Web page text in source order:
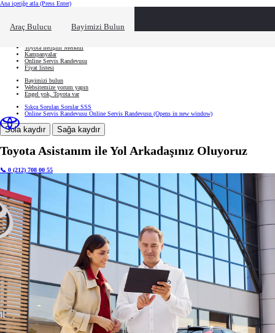
Ana içeriğe atla (Press Enter)
Araç Bulucu Bayimizi Bulun
Ne aramıştınız? Hızlı erişim alanını kapatmak için tıklayın
Toyota İletişim Merkezi
Kampanyalar
Online Servis Randevusu
Fiyat listesi
Bayimizi bulun
Websitemize yorum yapın
Engel yok, Toyota var
Sıkça Sorulan SorularSSS
Online Servis Randevusu Online Servis Randevusu (Opens in new window)
Sola kaydır Sağa kaydır
Toyota Asistanım ile Yol Arkadaşınız Oluyoruz
📞 0 (212) 708 00 55